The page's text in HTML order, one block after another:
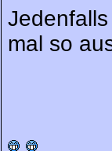
mal so